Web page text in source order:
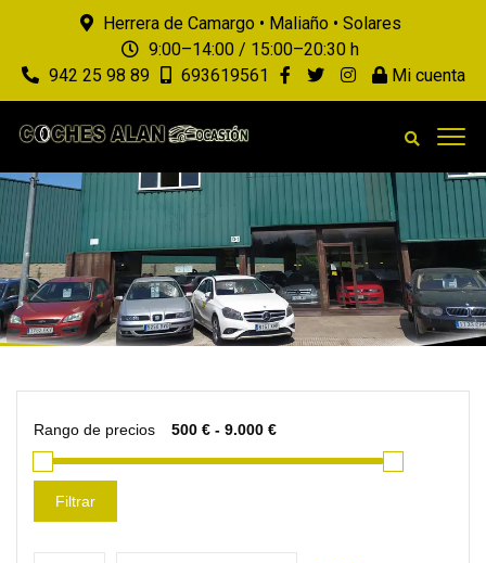
Herrera de Camargo • Maliaño • Solares
9:00–14:00 / 15:00–20:30 h
942 25 98 89
693619561 Mi cuenta
Rango de precios
Filtrar